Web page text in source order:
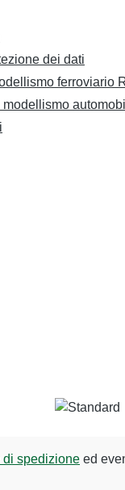
dei dati
ferroviario
di spedizione ed